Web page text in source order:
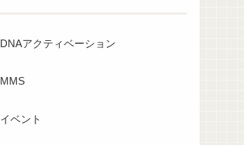
DNAアクティベーション
MMS
イベント